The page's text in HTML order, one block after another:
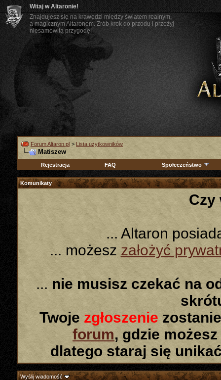
Witaj w Altaronie!
Znajdujesz się na krawędzi między światem realnym,
a magicznym Altaronem. Zrób krok do przodu i przeżyj
niesamowitą przygodę!
Forum Altaron.pl > Lista użytkowników
Matiszew
Rejestracja FAQ Społeczeństwo
Komunikaty
Czy
... Altaron
... możeszzałożyć
... nie musisz czekać na
Twoje zgłoszenie
forum, gdzie
dlatego staraj się
Wyślij wiadomość